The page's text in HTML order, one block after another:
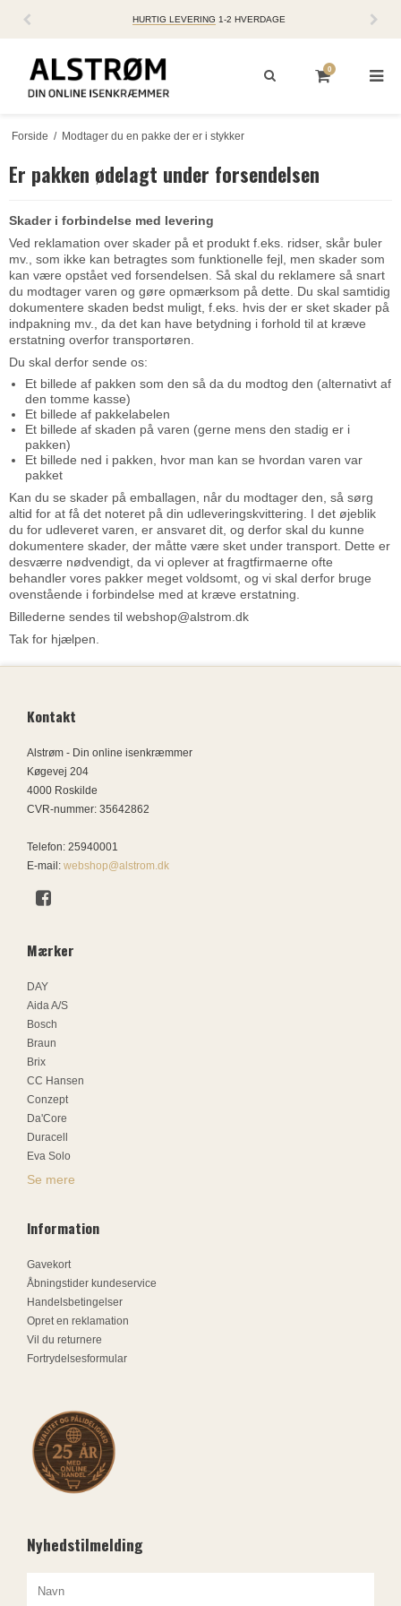
HURTIG LEVERING 1-2 HVERDAGE
0
Forside / Modtager du en pakke der er i stykker
Er pakken ødelagt under forsendelsen
Skader i forbindelse med levering
Ved reklamation over skader på et produkt f.eks. ridser, skår buler
mv., som ikke kan betragtes som funktionelle fejl, men skader som
kan være opstået ved forsendelsen. Så skal du reklamere så snart
du modtager varen og gøre opmærksom på dette. Du skal samtidig
dokumentere skaden bedst muligt, f.eks. hvis der er sket skader på
indpakning mv., da det kan have betydning i forhold til at kræve
erstatning overfor transportøren.
Du skal derfor sende os:
Et billede af pakken som den så da du modtog den (alternativt af
den tomme kasse)
Et billede af pakkelabelen
Et billede af skaden på varen (gerne mens den stadig er i
pakken)
Et billede ned i pakken, hvor man kan se hvordan varen var
pakket
Kan du se skader på emballagen, når du modtager den, så sørg
altid for at få det noteret på din udleveringskvittering. I det øjeblik
du for udleveret varen, er ansvaret dit, og derfor skal du kunne
dokumentere skader, der måtte være sket under transport. Dette er
desværre nødvendigt, da vi oplever at fragtfirmaerne ofte
behandler vores pakker meget voldsomt, og vi skal derfor bruge
ovenstående i forbindelse med at kræve erstatning.
Billederne sendes til webshop@alstrom.dk
Tak for hjælpen.
Kontakt
Alstrøm - Din online isenkræmmer
Køgevej 204
4000 Roskilde
CVR-nummer: 35642862
Telefon: 25940001
E-mail : webshop@alstrom.dk
Mærker
DAY
Aida A/S
Bosch
Braun
Brix
CC Hansen
Conzept
Da'Core
Duracell
Eva Solo
Se mere
Information
Gavekort
Åbningstider kundeservice
Handelsbetingelser
Opret en reklamation
Vil du returnere
Fortrydelsesformular
Nyhedstilmelding